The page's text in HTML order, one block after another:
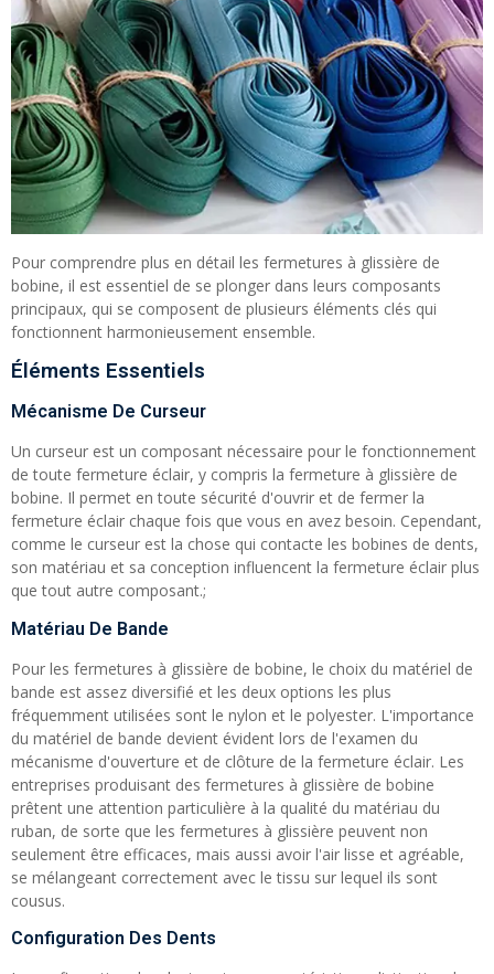
Pour comprendre plus en détail les fermetures à glissière de
bobine, il est essentiel de se plonger dans leurs composants
principaux, qui se composent de plusieurs éléments clés qui
fonctionnent harmonieusement ensemble.
Éléments Essentiels
Mécanisme De Curseur
Un curseur est un composant nécessaire pour le fonctionnement
de toute fermeture éclair, y compris la fermeture à glissière de
bobine. Il permet en toute sécurité d'ouvrir et de fermer la
fermeture éclair chaque fois que vous en avez besoin. Cependant,
comme le curseur est la chose qui contacte les bobines de dents,
son matériau et sa conception influencent la fermeture éclair plus
que tout autre composant.;
Matériau De Bande
Pour les fermetures à glissière de bobine, le choix du matériel de
bande est assez diversifié et les deux options les plus
fréquemment utilisées sont le nylon et le polyester. L'importance
du matériel de bande devient évident lors de l'examen du
mécanisme d'ouverture et de clôture de la fermeture éclair. Les
entreprises produisant des fermetures à glissière de bobine
prêtent une attention particulière à la qualité du matériau du
ruban, de sorte que les fermetures à glissière peuvent non
seulement être efficaces, mais aussi avoir l'air lisse et agréable,
se mélangeant correctement avec le tissu sur lequel ils sont
cousus.
Configuration Des Dents